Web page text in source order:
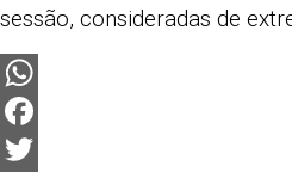
sessão, consideradas de
WhatsApp
Facebook